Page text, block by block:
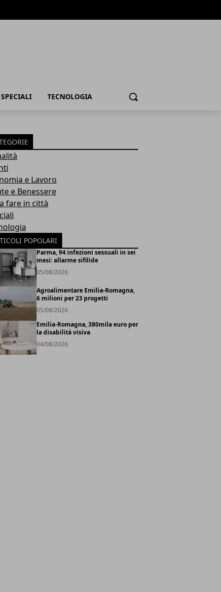
SPECIALI TECNOLOGIA Cerca
e Lavoro
e Benessere
fare in città
POPOLARI
Parma, 94 infezioni sessuali in sei
mesi: allarme sifilide
05/08/2026
Agroalimentare Emilia-Romagna,
6 milioni per 23 progetti
05/08/2026
Emilia-Romagna, 380mila euro per
la disabilità visiva
04/08/2026